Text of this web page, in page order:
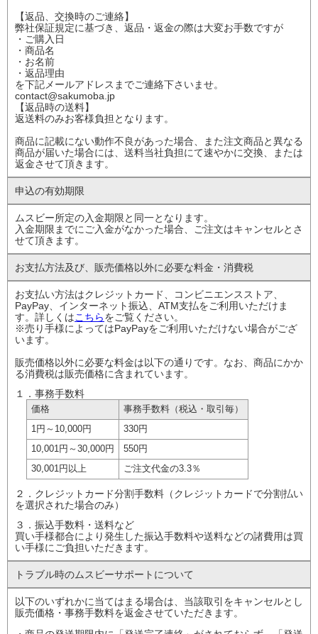
【返品、交換時のご連絡】
弊社保証規定に基づき、返品・返金の際は大変お手数ですが
・ご購入日
・商品名
・お名前
・返品理由
を下記メールアドレスまでご連絡下さいませ。
contact@sakumoba.jp
【返品時の送料】
返送料のみお客様負担となります。
商品に記載にない動作不良があった場合、また注文商品と異なる
商品が届いた場合には、送料当社負担にて速やかに交換、または
返金させて頂きます。
申込の有効期限
ムスビー所定の入金期限と同一となります。
入金期限までにご入金がなかった場合、ご注文はキャンセルとさ
せて頂きます。
お支払方法及び、 販売価格以外に必要な料金・消費税
お支払い方法はクレジットカード、コンビニエンスストア、
PayPay、インターネット振込、ATM支払をご利用いただけま
す。詳しくはこちらをご覧ください。
※売り手様によってはPayPayをご利用いただけない場合がござ
います。
販売価格以外に必要な料金は以下の通りです。なお、商品にかか
る消費税は販売価格に含まれています。
１．事務手数料
価格 事務手数料 （税込・取引毎）
1円 ～10,000円
330円
10,001円 ～30,000円
550円
30,001円以上
ご注文代金の3.3％
２．クレジットカード分割手数料（クレジットカードで分割払い
を選択された場合のみ）
３．振込手数料・送料など
買い手様都合により発生した振込手数料や送料などの諸費用は買
い手様にご負担いただきます。
トラブル時のムスビーサポート について
以下のいずれかに当てはまる場合は、当該取引をキャンセルとし
販売価格・事務手数料を返金させていただきます。